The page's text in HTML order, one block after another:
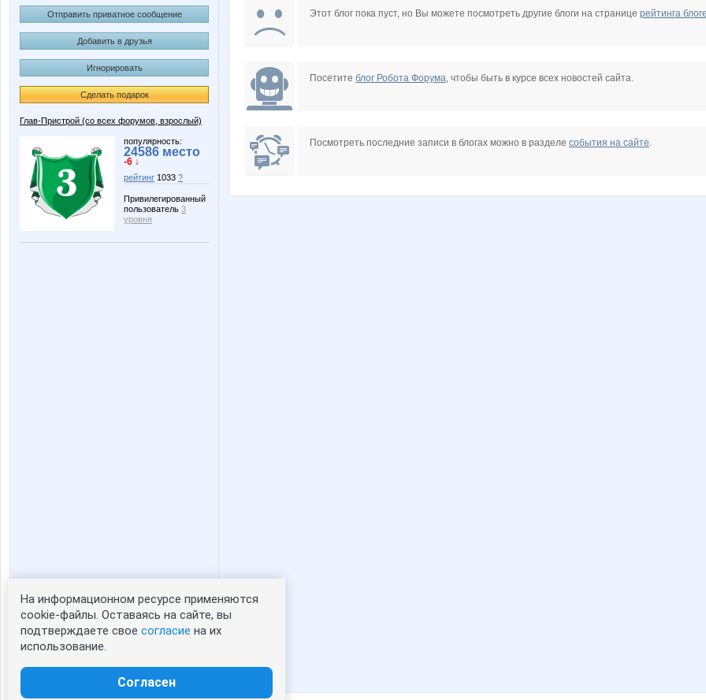
Отправить приватное сообщение
Добавить в друзья
Игнорировать
Сделать подарок
Глав-Пристрой (со всех форумов, взрослый)
популярность:
24586 место
-6 ↓
рейтинг 1033 ?
Привилегированный
пользователь 3
уровня
Статистика портрета:
сейчас просматривают портрет - 0
зарегистрированные пользователи
ГетцЮля
Этот блог пока пуст, но Вы можете посмотреть другие блоги на странице рейтинга
Посетите блог Робота Форума, чтобы быть в курсе всех новостей сайта.
Посмотреть последние записи в блогах можно в разделе события на сайте.
На информационном ресурсе применяются
cookie-файлы. Оставаясь на сайте, вы
подтверждаете свое согласие на их
использование.
Согласен